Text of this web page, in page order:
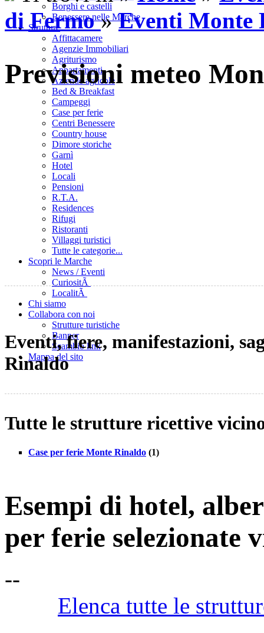
Borghi e castelli
Benessere nelle Marche
Strutture
Affittacamere
Agenzie Immobiliari
Agriturismo
Appartamenti
Aziende agricole
Bed & Breakfast
Campeggi
Case per ferie
Centri Benessere
Country house
Dimore storiche
Garnì
Hotel
Locali
Pensioni
R.T.A.
Residences
Rifugi
Ristoranti
Villaggi turistici
Tutte le categorie...
Scopri le Marche
News / Eventi
CuriositÃ
LocalitÃ
Chi siamo
Collabora con noi
Strutture turistiche
Banner
Scambio link
Mappa del sito
di Fermo »Eventi Monte
Previsioni meteo
Eventi, fiere, manifestazioni,
Rinaldo
Tutte le strutture ricettive
Case per ferie Monte Rinaldo (1)
Esempi di hotel,
per ferie selezionate
--
Elenca tutte le